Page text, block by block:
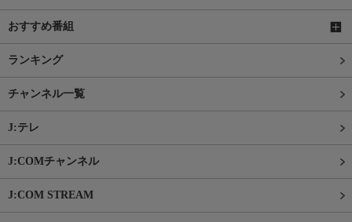
おすすめ番組
ランキング
チャンネル一覧
J:テレ
J:COMチャンネル
J:COM STREAM